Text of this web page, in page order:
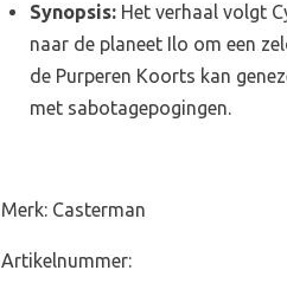
Synopsis: Het verhaal volgt
naar de planeet Ilo om een
de Purperen Koorts kan
met sabotagepogingen.
Merk: Casterman
Artikelnummer: